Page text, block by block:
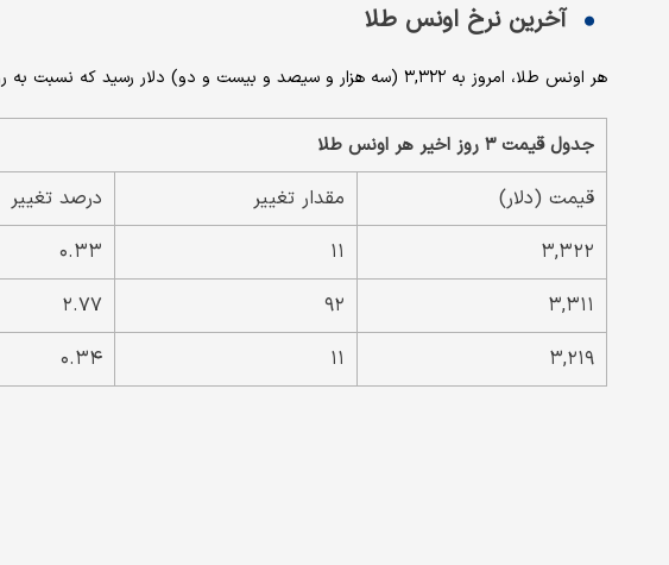
آخرین نرخ اونس طلا
هر اونس طلا، امروز به ۳,۳۲۲ (سه هزار و سیصد و بیست و دو) دلار رسید که نسبت به روز قبل ، افزایش ۰.۳۳ درصدی داشته است.
جدول قیمت ۳ روز اخیر هر اونس طلا
قیمت (دلار) مقدار تغییر درصد تغییر
۳,۳۲۲
۱۱ ۰.۳۳
۳,۳۱۱
۹۲ ۲.۷۷
۳,۲۱۹
۱۱ ۰.۳۴